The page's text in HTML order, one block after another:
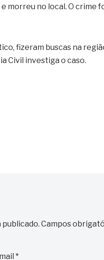
morreu no local. O crime
fizeram buscas na
Civil investiga o caso.
publicado. Campos
*